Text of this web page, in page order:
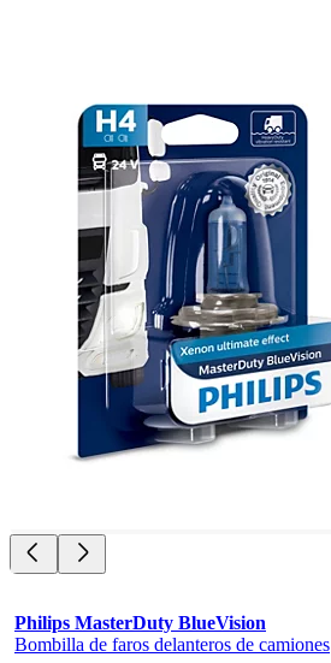
Philips MasterDuty BlueVision
Bombilla de faros delanteros de camiones